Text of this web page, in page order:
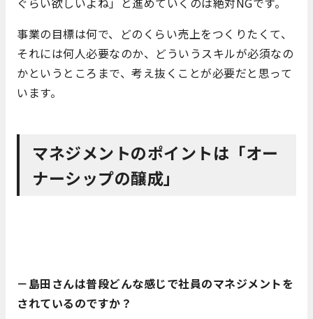
事業の目標は何で、どのくらい売上をつくりたくて、
それには何人必要なのか、どういうスキルが必須なの
かというところまで、 考え抜くことが必要だと思って
います。
マネジメントのポイントは「オー
ナーシップの醸成」
－島田さんは普段どんな感じで社員のマネジメントを
されているのですか？